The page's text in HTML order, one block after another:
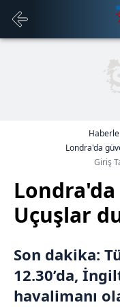
Londra'da
Giriş
Uçuşlar
Son dakika:
12.30’da,
havalimanı